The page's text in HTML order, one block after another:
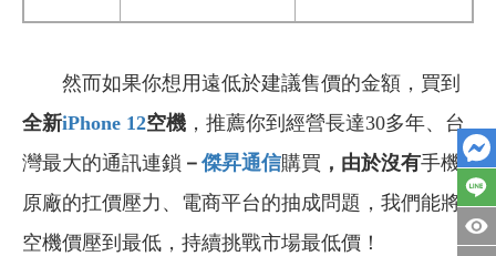
然而如果你想用遠低於建議售價的金額，買到
全新iPhone 12空機 ，推薦你到經營長達30多年、台
灣最大的通訊連鎖 － 傑昇通信購買 ，由於沒有手機
原廠的扛價壓力、電商平台的抽成問題，我們能將
空機價壓到最低，持續挑戰市場最低價！